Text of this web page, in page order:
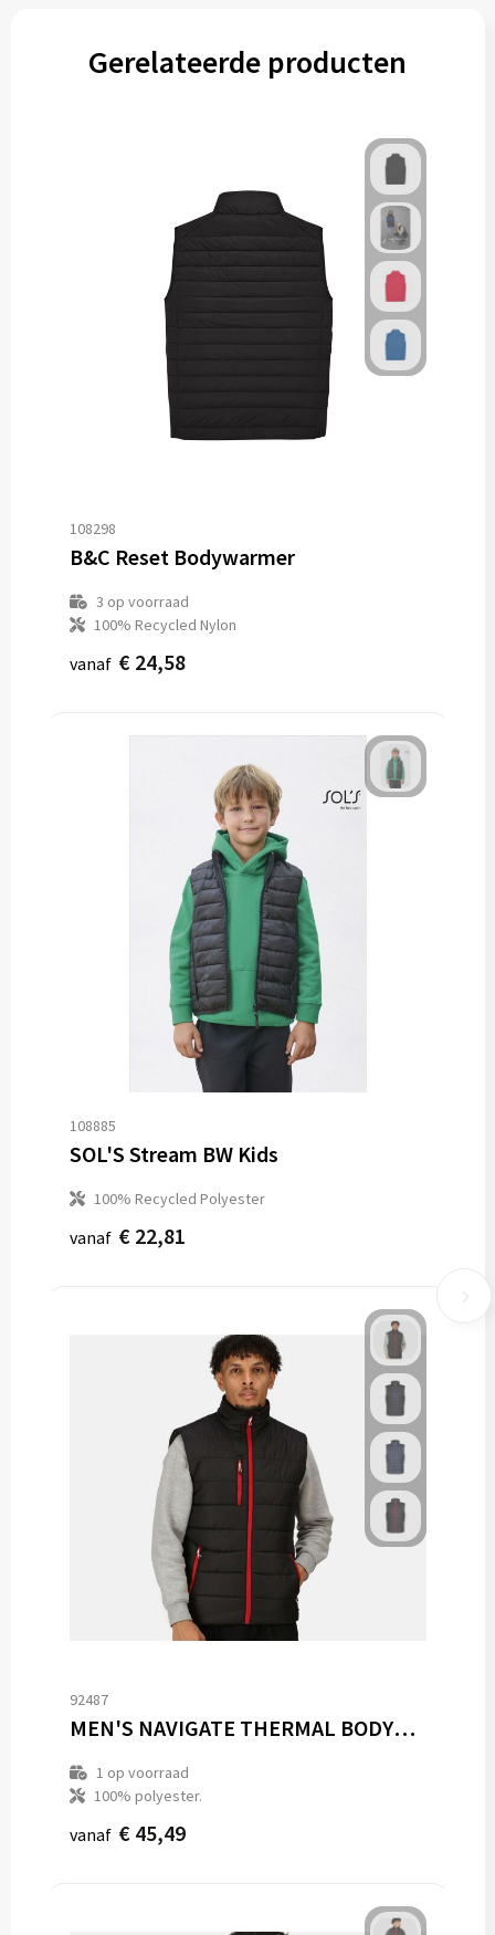
Gerelateerde producten
108298
B&C Reset Bodywarmer
3 op voorraad
100% Recycled Nylon
vanaf € 24,58
108885
SOL'S Stream BW Kids
100% Recycled Polyester
vanaf € 22,81
92487
MEN'S NAVIGATE THERMAL BODYWARMER
1 op voorraad
100% polyester.
vanaf € 45,49